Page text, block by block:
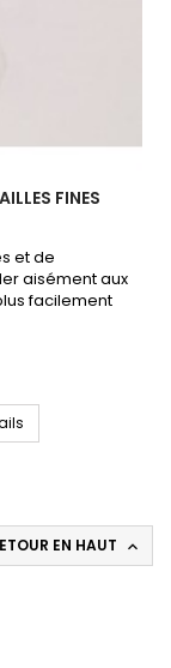
FINES
et de
aisément aux
facilement
EN HAUT 